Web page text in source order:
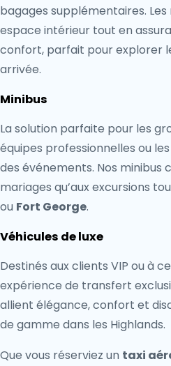
bagages supplémentaires.
espace intérieur tout en
confort, parfait pour explorer
arrivée.
Minibus
La solution parfaite pour les
équipes professionnelles ou
des événements. Nos minibus
mariages qu’aux excursions
ou Fort George.
Véhicules de luxe
Destinés aux clients VIP ou à
expérience de transfert
allient élégance, confort et
de gamme dans les Highlands.
Que vous réserviez un taxi